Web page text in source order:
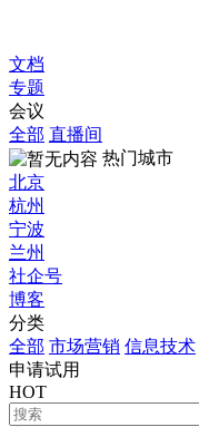
文档
专题
会议
全部 直播间
热门城市
北京
杭州
宁波
兰州
社企号
博客
分类
全部 市场营销 信息技术
申请试用
HOT